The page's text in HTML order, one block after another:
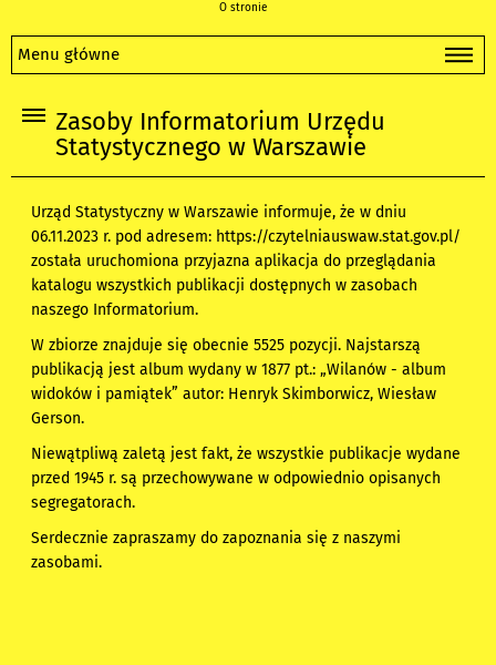
O stronie
Menu główne
Zasoby Informatorium Urzędu
Statystycznego w Warszawie
Urząd Statystyczny w Warszawie informuje, że w dniu
06.11.2023 r. pod adresem: https://czytelniauswaw.stat.gov.pl/
została uruchomiona przyjazna aplikacja do przeglądania
katalogu wszystkich publikacji dostępnych w zasobach
naszego Informatorium.
W zbiorze znajduje się obecnie 5525 pozycji. Najstarszą
publikacją jest album wydany w 1877 pt.: „Wilanów - album
widoków i pamiątek” autor: Henryk Skimborwicz, Wiesław
Gerson.
Niewątpliwą zaletą jest fakt, że wszystkie publikacje wydane
przed 1945 r. są przechowywane w odpowiednio opisanych
segregatorach.
Serdecznie zapraszamy do zapoznania się z naszymi
zasobami.